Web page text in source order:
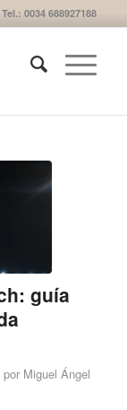
0034 688927188
guía
por Miguel Ángel